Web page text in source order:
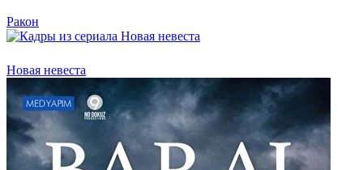
Ракон
Новая невеста